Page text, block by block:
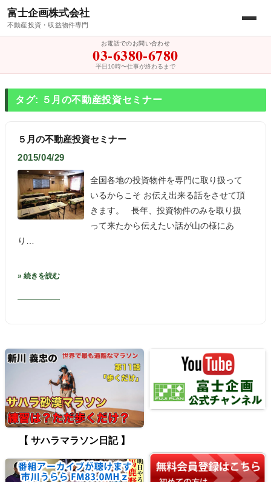
富士企画株式会社
不動産投資・収益物件専門
お電話でのお問い合わせ
03-6380-6780
平日10時〜仕事が終わるまで
タグ: ５月の不動産投資セミナー
５月の不動産投資セミナー
2015/04/29
全国各地の投資物件を専門に取り扱って
いるからこそ お伝え出来る話をさせて頂
きます。 長年、投資物件のみを取り扱
って来たから伝えたい話が山の様にあ
り…
» 続きを読む
【 サハラマラソン日記 】